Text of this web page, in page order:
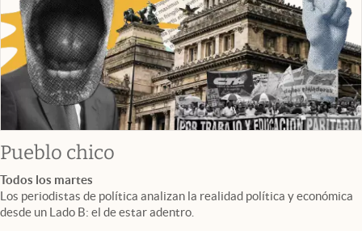
Pueblo chico
Todos los martes
Los periodistas de política analizan la realidad política y económica
desde un Lado B: el de estar adentro.